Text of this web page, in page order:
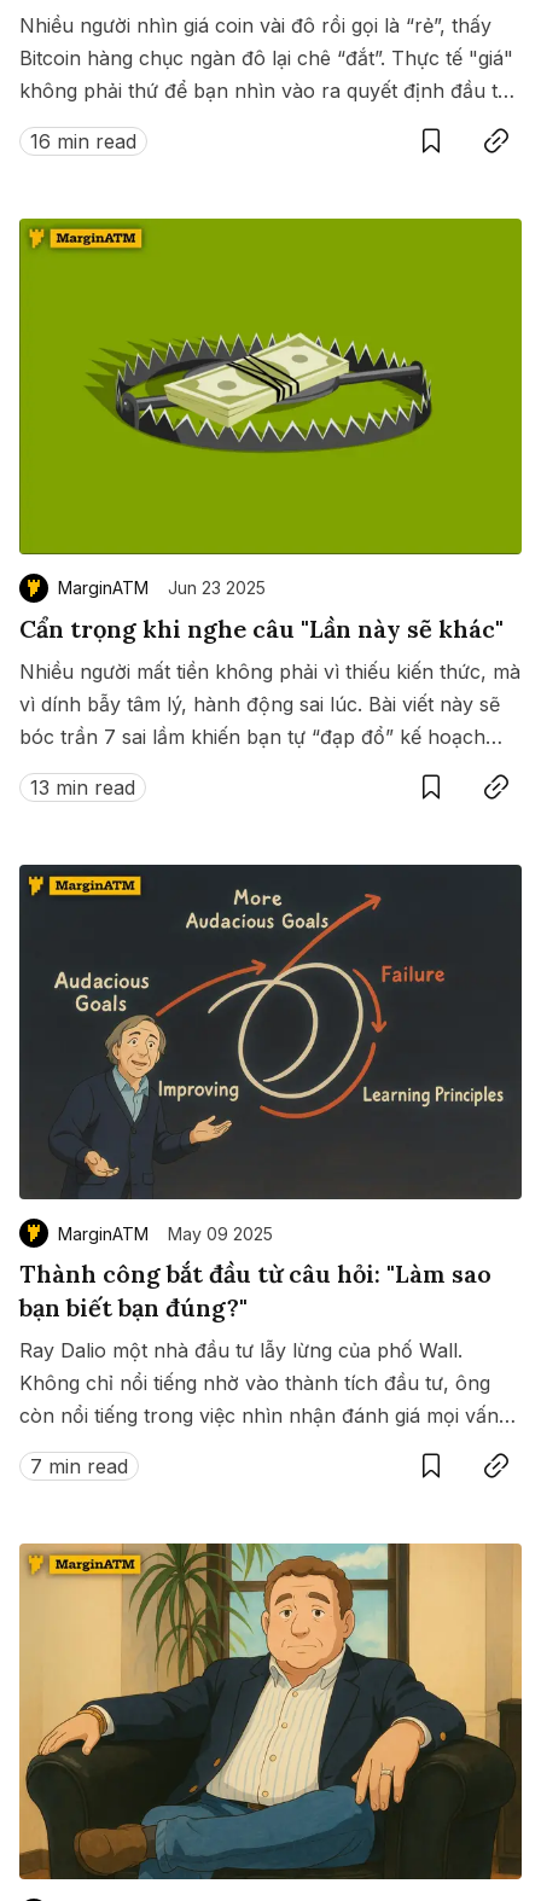
Nhiều người nhìn giá coin vài đô rồi gọi là “rẻ”, thấy
Bitcoin hàng chục ngàn đô lại chê “đắt”. Thực tế "giá"
không phải thứ để bạn nhìn vào ra quyết định đầu tư.
Thay vào đó hãy nhìn vào "vốn hóa thị trường" - nơi
thể hiện được bản chất của dự án.
16 min read
SaveCopy link
MarginATM Jun 23 2025
Cẩn trọng khi nghe câu "Lần này sẽ khác"
Nhiều người mất tiền không phải vì thiếu kiến thức, mà
vì dính bẫy tâm lý, hành động sai lúc. Bài viết này sẽ
bóc trần 7 sai lầm khiến bạn tự “đạp đổ” kế hoạch
đầu tư của mình.
13 min read
SaveCopy link
MarginATM May 09 2025
Thành công bắt đầu từ câu hỏi: "Làm sao
bạn biết bạn đúng?"
Ray Dalio một nhà đầu tư lẫy lừng của phố Wall.
Không chỉ nổi tiếng nhờ vào thành tích đầu tư, ông
còn nổi tiếng trong việc nhìn nhận đánh giá mọi vấn
đề từ phức tạp hoá thành đơn giản. Từ đó giúp ông
đưa ra nhiều quyết định tốt, chuẩn xác trong đầu.
7 min read
SaveCopy link